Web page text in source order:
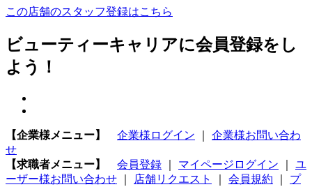
この店舗のスタッフ登録はこちら
ビューティーキャリアに会員登録をし
よう！
【企業様メニュー】 企業様ログイン
企業様お問い合わ
せ
【求職者メニュー】
会員登録 マイページログイン
ユ
ーザー様お問い合わせ
店舗リクエスト 会員規約
プ